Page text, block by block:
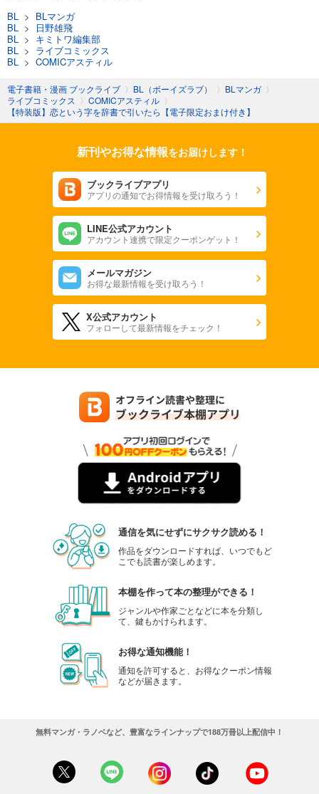
BL > BLマンガ
BL >
日野雄飛
BL > キミトワ編集部
BL > ライブコミックス
BL > COMICアスティル
電子書籍・漫画 ブックライブ 〉 BL（ボーイズラブ） 〉 BLマンガ 〉
ライブコミックス 〉 COMICアスティル 〉
【特装版】恋という字を辞書で引いたら【電子限定おまけ付き】
新刊やお得な情報をお届けします！
ブックライブアプリ
アプリの通知でお得情報を受け取ろう！
LINE公式アカウント
アカウント連携で限定クーポンゲット！
メールマガジン
お得な最新情報を受け取ろう！
X公式アカウント
フォローして最新情報をチェック！
通信を気にせずにサクサク読める！
作品をダウンロードすれば、いつでもど
こでも読書が楽しめます。
本棚を作って本の整理ができる！
ジャンルや作家ごとなどに本を分類し
て、鍵もかけられます。
お得な通知機能！
通知を許可すると、お得なクーポン情報
などが届きます。
無料マンガ・ラノベなど、豊富なラインナップで188万冊以上配信中！